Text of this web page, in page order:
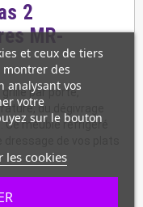
2
MR-
par porte,
du dégivrage
meuble réfrigéré
de vos plats
et ceux de tiers
montrer des
analysant vos
votre
sur le bouton
les cookies